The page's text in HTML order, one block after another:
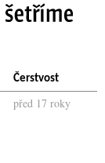
Čerstvost
před 17 roky